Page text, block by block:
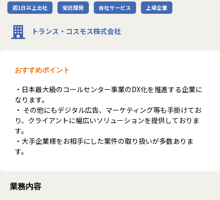
週1日以上出社 受託開発 自社サービス 上場企業
トランス・コスモス株式会社
おすすめポイント
・日本最大級のコールセンター事業のDX化を推進する企業に
なります。
・ その他にもデジタル広告、マーケティング等も手掛けてお
り、クライアントに幅広いソリューションを提供しておりま
す。
・大手企業様をお相手にした案件の取り扱いが多数ありま
す。
業務内容